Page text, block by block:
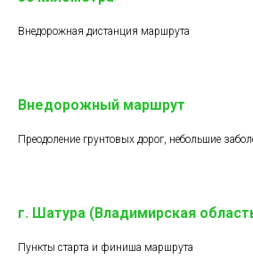
Внедорожная дистанция маршрута
Внедорожный маршрут
Преодоление грунтовых дорог, небольшие
г. Шатура (Владимирская
Пункты старта и финиша маршрута